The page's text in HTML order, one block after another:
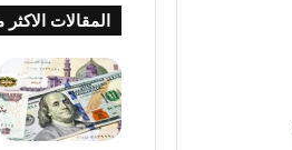
المقالات